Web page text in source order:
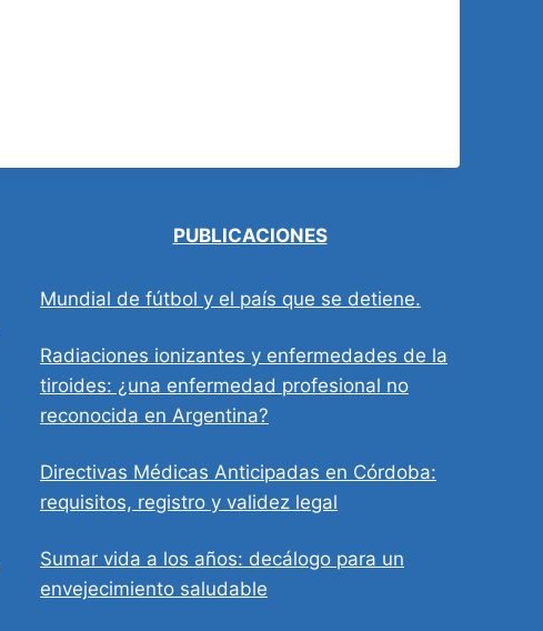
PUBLICACIONES
Mundial de fútbol y el país que se detiene.
Radiaciones ionizantes y enfermedades de la
tiroides: ¿una enfermedad profesional no
reconocida en Argentina?
Directivas Médicas Anticipadas en Córdoba:
requisitos, registro y validez legal
Sumar vida a los años: decálogo para un
envejecimiento saludable